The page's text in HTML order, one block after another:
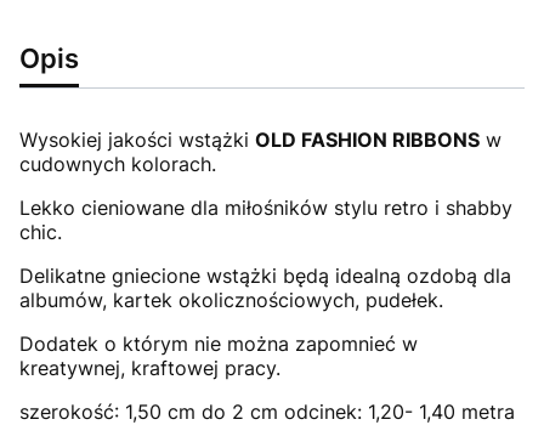
Opis
Wysokiej jakości wstążki OLD FASHION RIBBONS w
cudownych kolorach.
Lekko cieniowane dla miłośników stylu retro i shabby
chic.
Delikatne gniecione wstążki będą idealną ozdobą dla
albumów, kartek okolicznościowych, pudełek.
Dodatek o którym nie można zapomnieć w
kreatywnej, kraftowej pracy.
szerokość: 1,50 cm do 2 cm odcinek: 1,20- 1,40 metra